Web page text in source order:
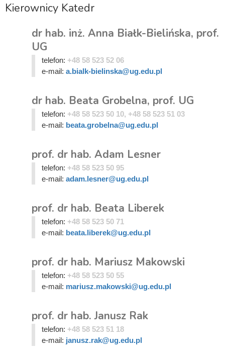
Kierownicy Katedr
dr hab. inż. Anna Białk-Bielińska, prof.
UG
telefon: +48 58 523 52 06
e-mail: a.bialk-bielinska@ug.edu.pl
dr hab. Beata Grobelna, prof. UG
telefon: +48 58 523 50 10, +48 58 523 51 03
e-mail: beata.grobelna@ug.edu.pl
prof. dr hab. Adam Lesner
telefon: +48 58 523 50 95
e-mail: adam.lesner@ug.edu.pl
prof. dr hab. Beata Liberek
telefon: +48 58 523 50 71
e-mail: beata.liberek@ug.edu.pl
prof. dr hab. Mariusz Makowski
telefon: +48 58 523 50 55
e-mail: mariusz.makowski@ug.edu.pl
prof. dr hab. Janusz Rak
telefon: +48 58 523 51 18
e-mail: janusz.rak@ug.edu.pl